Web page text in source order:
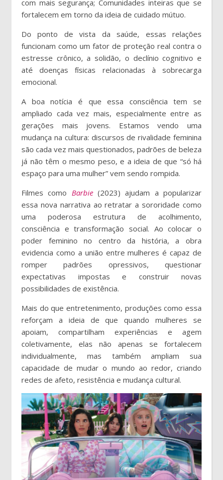
com mais segurança; Comunidades inteiras que se
fortalecem em torno da ideia de cuidado mútuo.
Do ponto de vista da saúde, essas relações
funcionam como um fator de proteção real contra o
estresse crônico, a solidão, o declínio cognitivo e
até doenças físicas relacionadas à sobrecarga
emocional.
A boa notícia é que essa consciência tem se
ampliado cada vez mais, especialmente entre as
gerações mais jovens. Estamos vendo uma
mudança na cultura: discursos de rivalidade feminina
são cada vez mais questionados, padrões de beleza
já não têm o mesmo peso, e a ideia de que “só há
espaço para uma mulher” vem sendo rompida.
Filmes como Barbie (2023) ajudam a popularizar
essa nova narrativa ao retratar a sororidade como
uma poderosa estrutura de acolhimento,
consciência e transformação social. Ao colocar o
poder feminino no centro da história, a obra
evidencia como a união entre mulheres é capaz de
romper padrões opressivos, questionar
expectativas impostas e construir novas
possibilidades de existência.
Mais do que entretenimento, produções como essa
reforçam a ideia de que quando mulheres se
apoiam, compartilham experiências e agem
coletivamente, elas não apenas se fortalecem
individualmente, mas também ampliam sua
capacidade de mudar o mundo ao redor, criando
redes de afeto, resistência e mudança cultural.